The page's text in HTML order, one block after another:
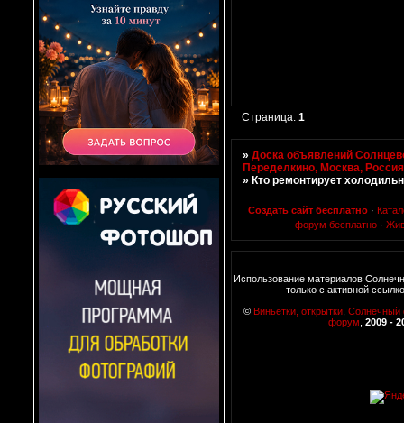
Страница:1
»Доска объявлений
Переделкино, Москва, Россия
»Кто ремонтирует
Создать сайт бесплатно ·
форум бесплатно ·
Использование материалов
только с активной
© Виньетки, открытки Солнечный
форум 2009 -